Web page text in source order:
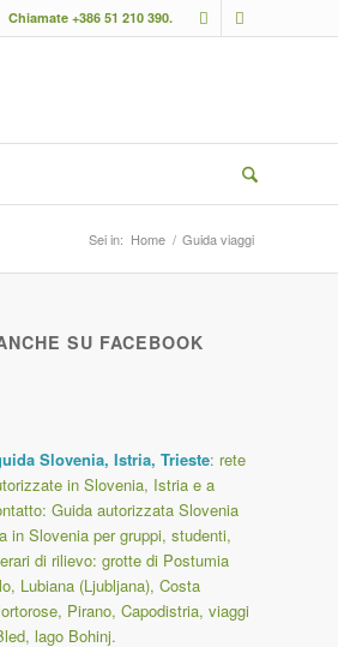
Chiamate +386 51 210 390.
Sei in: Home / Guida viaggi
SU FACEBOOK
Slovenia, Istria, Trieste: rete
in Slovenia, Istria e a
Guida autorizzata Slovenia
in Slovenia per gruppi, studenti,
di rilievo: grotte di Postumia
Lubiana (Ljubljana), Costa
Pirano, Capodistria, viaggi
lago Bohinj.